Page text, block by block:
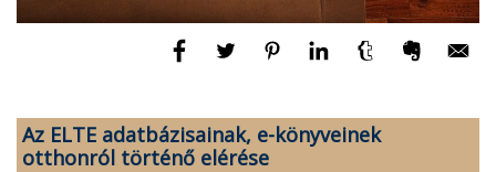
Az ELTE adatbázisainak, e-könyveinek
otthonról történő elérése